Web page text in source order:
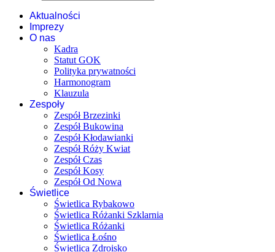
Aktualności
Imprezy
O nas
Kadra
Statut GOK
Polityka prywatności
Harmonogram
Klauzula
Zespoły
Zespół Brzezinki
Zespół Bukowina
Zespół Kłodawianki
Zespół Róży Kwiat
Zespół Czas
Zespół Kosy
Zespół Od Nowa
Świetlice
Świetlica Rybakowo
Świetlica Różanki Szklarnia
Świetlica Różanki
Świetlica Łośno
Świetlica Zdroisko